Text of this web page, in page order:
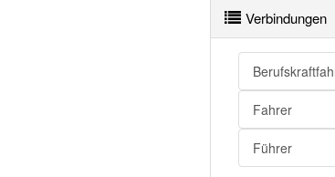
Verbindungen
Fahrer
Führer